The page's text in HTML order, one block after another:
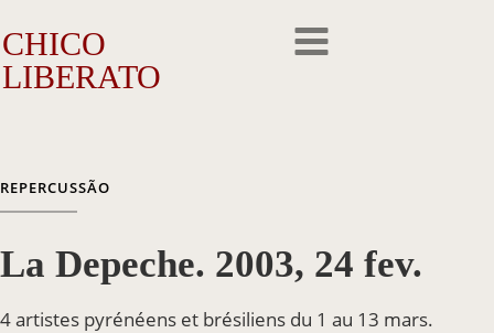
CHICO
LIBERATO
A Obra
Outros Feitos
REPERCUSSÃO
La Depeche. 2003, 24 fev.
4 artistes pyrénéens et brésiliens du 1 au 13 mars.